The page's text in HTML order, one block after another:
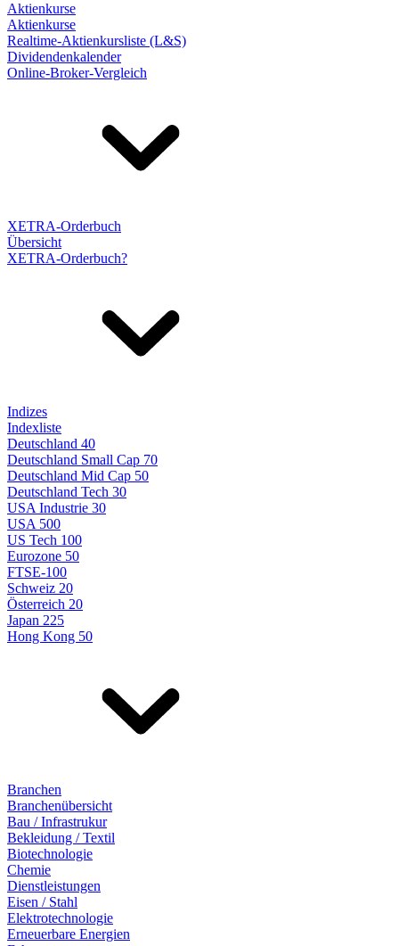
Aktienkurse
Aktienkurse
Realtime-Aktienkursliste (L&S)
Dividendenkalender
Online-Broker-Vergleich
XETRA-Orderbuch
Übersicht
XETRA-Orderbuch?
Indizes
Indexliste
Deutschland 40
Deutschland Small Cap 70
Deutschland Mid Cap 50
Deutschland Tech 30
USA Industrie 30
USA 500
US Tech 100
Eurozone 50
FTSE-100
Schweiz 20
Österreich 20
Japan 225
Hong Kong 50
Branchen
Branchenübersicht
Bau / Infrastrukur
Bekleidung / Textil
Biotechnologie
Chemie
Dienstleistungen
Eisen / Stahl
Elektrotechnologie
Erneuerbare Energien